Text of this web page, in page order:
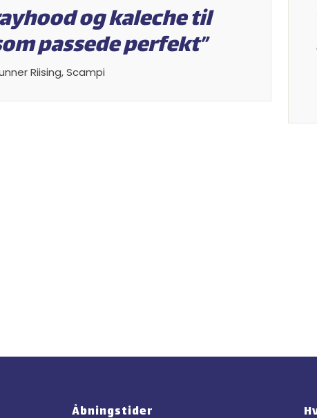
og kaleche til
passede perfekt”​
Riising, Scampi​
Åbningstider